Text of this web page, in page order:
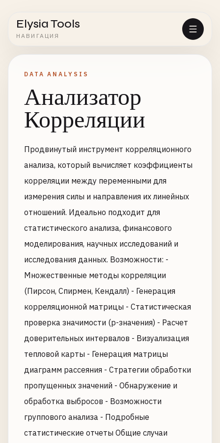
Elysia Tools
НАВИГАЦИЯ
DATA ANALYSIS
Анализатор
Корреляции
Продвинутый инструмент корреляционного
анализа, который вычисляет коэффициенты
корреляции между переменными для
измерения силы и направления их линейных
отношений. Идеально подходит для
статистического анализа, финансового
моделирования, научных исследований и
исследования данных. Возможности: -
Множественные методы корреляции
(Пирсон, Спирмен, Кендалл) - Генерация
корреляционной матрицы - Статистическая
проверка значимости (p-значения) - Расчет
доверительных интервалов - Визуализация
тепловой карты - Генерация матрицы
диаграмм рассеяния - Стратегии обработки
пропущенных значений - Обнаружение и
обработка выбросов - Возможности
группового анализа - Подробные
статистические отчеты Общие случаи